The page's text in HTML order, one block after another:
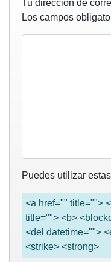
Tu dirección de
Los campos
Puedes utilizar
<a href="" title="">
title=""> <b>
<del datetime="">
<strike> <strong>